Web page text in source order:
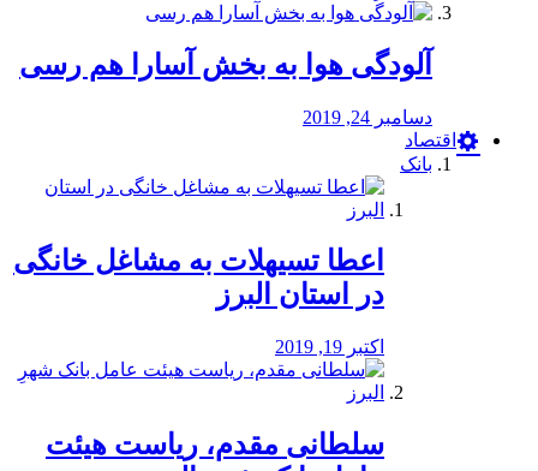
آلودگی هوا به بخش آسارا هم رسی
دسامبر 24, 2019
اقتصاد
بانک
️اعطا تسیهلات به مشاغل خانگی
در استان البرز
اکتبر 19, 2019
سلطانی مقدم، ریاست هیئت